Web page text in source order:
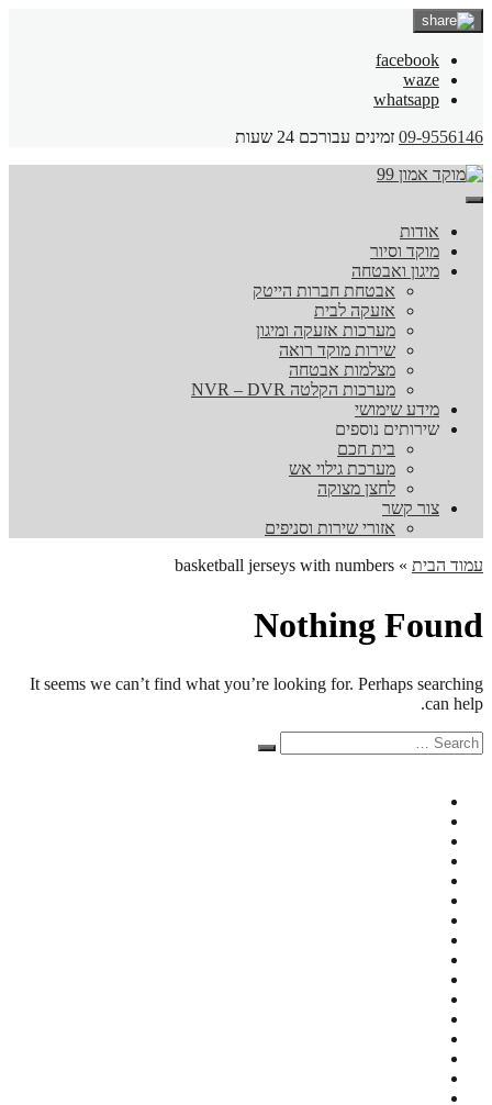
facebook
waze
whatsapp
09-9556146 זמינים עבורכם 24 שעות
אודות
מוקד וסיור
מיגון ואבטחה
אבטחת חברות הייטק
אזעקה לבית
מערכות אזעקה ומיגון
שירות מוקד רואה
מצלמות אבטחה
מערכות הקלטה NVR – DVR
מידע שימושי
שירותים נוספים
בית חכם
מערכת גילוי אש
לחצן מצוקה
צור קשר
אזורי שירות וסניפים
עמוד הבית »
basketball jerseys with numbers
Nothing Found
It seems we can’t find what you’re looking for. Perhaps searching
can help.
Search
for:
Search